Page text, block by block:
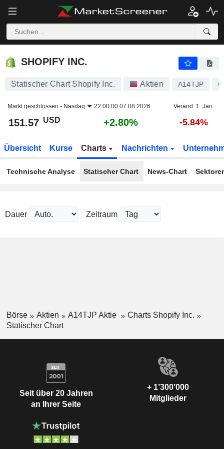
SHOPIFY INC.
SHOPIFY INC.
Statischer Chart Shopify Inc. Aktien A14TJP
Markt geschlossen - Nasdaq 22:00:00 07.08.2026 Veränd. 1. Jan.
151.57 USD +2.80% -5.84%
Übersicht Kurse Charts Nachrichten
Technische Analyse Statischer Chart News-Chart
Dauer Zeitraum
Börse Aktien A14TJP Aktie
Charts Shopify Inc.
Statischer Chart
Seit über 20 Jahren
an Ihrer Seite
+ 1’300’000
Mitglieder